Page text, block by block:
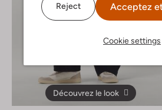
Reject Acceptez
Cookie settings
Découvrez le look